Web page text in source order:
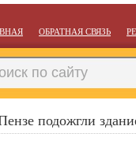
ОБРАТНАЯ СВЯЗЬ
подожгли